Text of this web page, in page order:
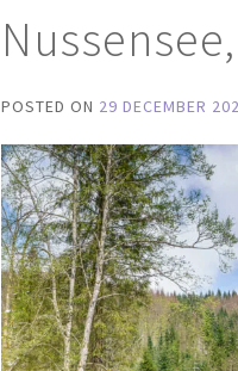
POSTED ON 29 DECEMBER